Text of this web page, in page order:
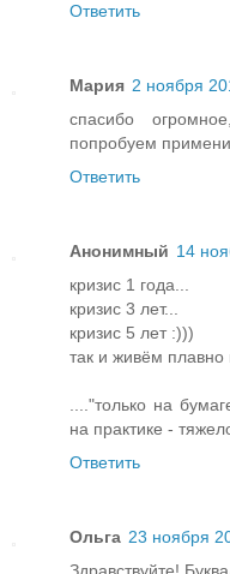
Ответить
Мария 2 ноября
спасибо
попробуем
Ответить
Анонимный 14
кризис 1 года...
кризис 3 лет...
кризис 5 лет :)))
так и живём плавно
...."только на
на практике -
Ответить
Ольга 23 ноября